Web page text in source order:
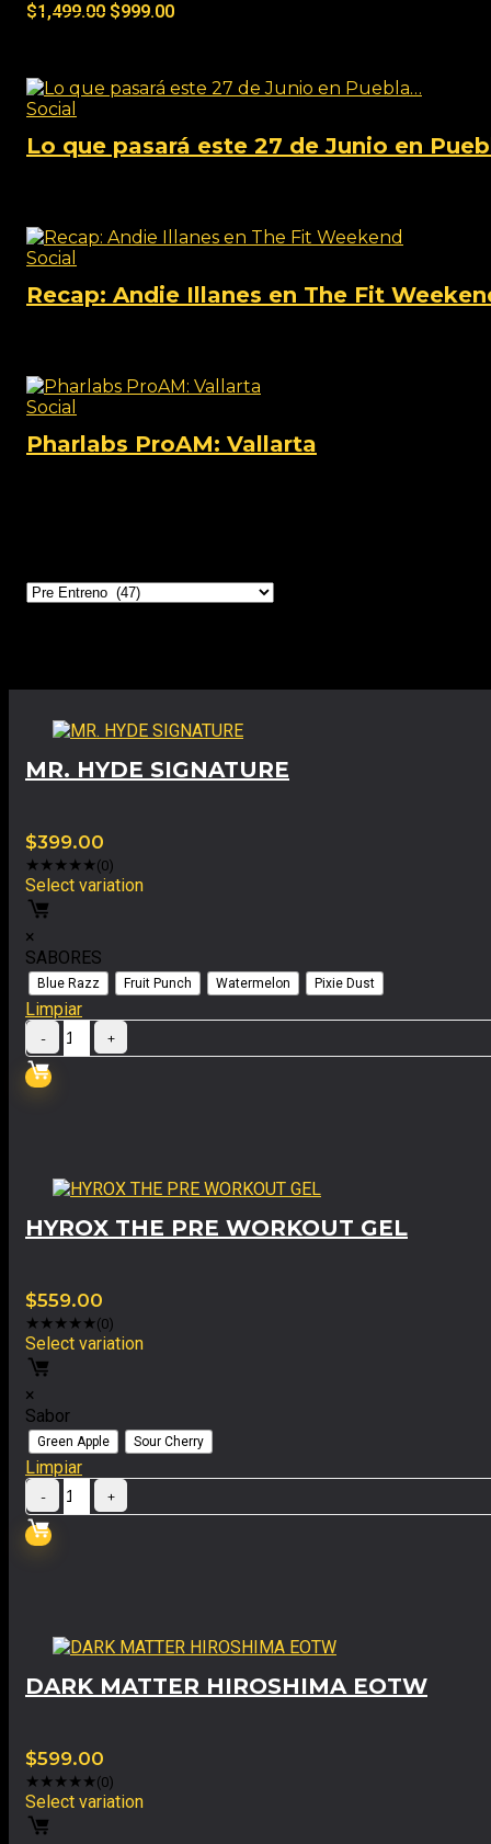
$1,499.00 $999.00
Social
Lo que pasará este 27 de Junio en
Social
Recap: Andie Illanes en The Fit
Social
Pharlabs ProAM: Vallarta
MR. HYDE SIGNATURE
$399.00
★★★★★(0)
Select variation
×
SABORES
Blue Razz Fruit Punch Watermelon Pixie Dust
Limpiar
HYROX THE PRE WORKOUT GEL
$559.00
★★★★★(0)
Select variation
×
Sabor
Green Apple Sour Cherry
Limpiar
DARK MATTER HIROSHIMA EOTW
$599.00
★★★★★(0)
Select variation